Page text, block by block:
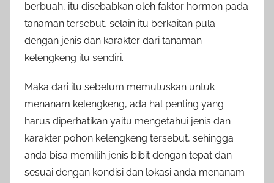
berbuah, itu disebabkan oleh faktor hormon pada
tanaman tersebut, selain itu berkaitan pula
dengan jenis dan karakter dari tanaman
kelengkeng itu sendiri.
Maka dari itu sebelum memutuskan untuk
menanam kelengkeng, ada hal penting yang
harus diperhatikan yaitu mengetahui jenis dan
karakter pohon kelengkeng tersebut, sehingga
anda bisa memilih jenis bibit dengan tepat dan
sesuai dengan kondisi dan lokasi anda menanam